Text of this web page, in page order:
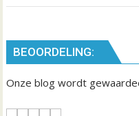
BEOORDELING:
Onze blog wordt